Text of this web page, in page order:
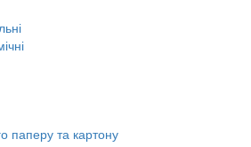
паперу та картону